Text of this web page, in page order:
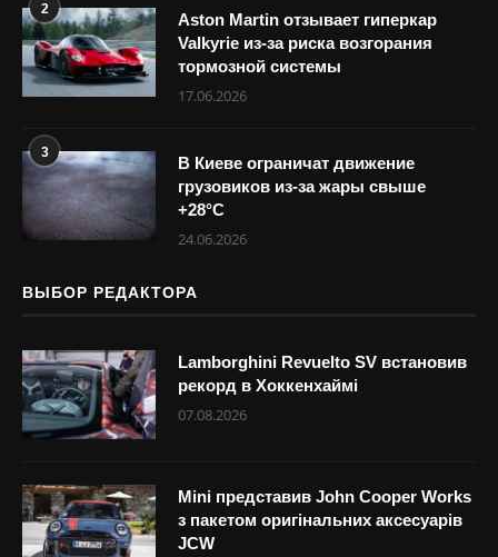
2
Aston Martin отзывает гиперкар
Valkyrie из-за риска возгорания
тормозной системы
17.06.2026
3
В Киеве ограничат движение
грузовиков из-за жары свыше
+28°С
24.06.2026
ВЫБОР РЕДАКТОРА
Lamborghini Revuelto SV встановив
рекорд в Хоккенхаймі
07.08.2026
Mini представив John Cooper Works
з пакетом оригінальних аксесуарів
JCW